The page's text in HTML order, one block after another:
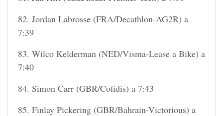
82. Jordan Labrosse (FRA/Decathlon-AG2R) a
7:39
83. Wilco Kelderman (NED/Visma-Lease a Bike) a
7:40
84. Simon Carr (GBR/Cofidis) a 7:43
85. Finlay Pickering (GBR/Bahrain-Victorious) a